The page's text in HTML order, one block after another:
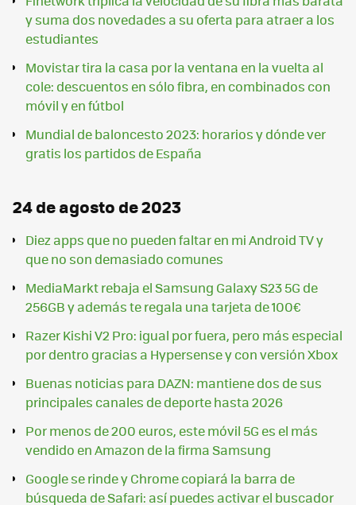
y suma dos novedades a su oferta para atraer a los
estudiantes
Movistar tira la casa por la ventana en la vuelta al
cole: descuentos en sólo fibra, en combinados con
móvil y en fútbol
Mundial de baloncesto 2023: horarios y dónde ver
gratis los partidos de España
24 de agosto de 2023
Diez apps que no pueden faltar en mi Android TV y
que no son demasiado comunes
MediaMarkt rebaja el Samsung Galaxy S23 5G de
256GB y además te regala una tarjeta de 100€
Razer Kishi V2 Pro: igual por fuera, pero más especial
por dentro gracias a Hypersense y con versión Xbox
Buenas noticias para DAZN: mantiene dos de sus
principales canales de deporte hasta 2026
Por menos de 200 euros, este móvil 5G es el más
vendido en Amazon de la firma Samsung
Google se rinde y Chrome copiará la barra de
búsqueda de Safari: así puedes activar el buscador